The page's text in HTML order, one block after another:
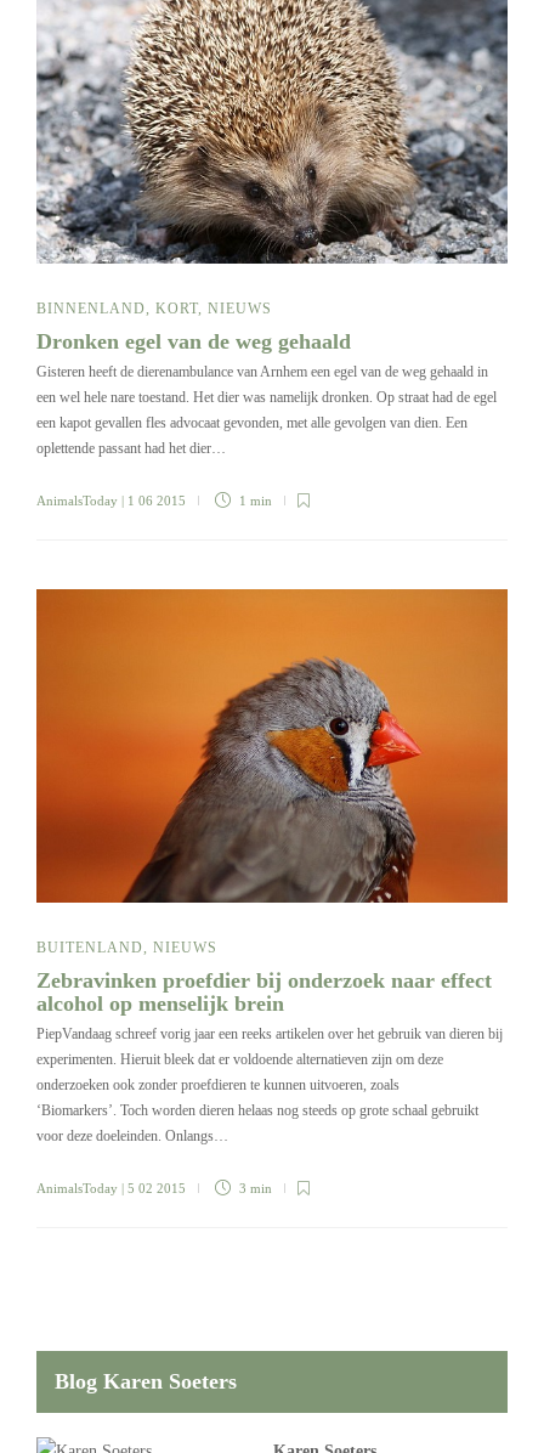
BINNENLAND KORT NIEUWS
Dronken egel van de weg gehaald
Gisteren heeft de dierenambulance van Arnhem een egel van de weg gehaald in
een wel hele nare toestand. Het dier was namelijk dronken. Op straat had de egel
een kapot gevallen fles advocaat gevonden, met alle gevolgen van dien. Een
oplettende passant had het dier…
AnimalsToday | 1 06 2015 1 min
BUITENLAND, NIEUWS
Zebravinken proefdier bij onderzoek naar effect
alcohol op menselijk brein
PiepVandaag schreef vorig jaar een reeks artikelen over het gebruik van dieren bij
experimenten. Hieruit bleek dat er voldoende alternatieven zijn om deze
onderzoeken ook zonder proefdieren te kunnen uitvoeren, zoals
‘Biomarkers’. Toch worden dieren helaas nog steeds op grote schaal gebruikt
voor deze doeleinden. Onlangs…
AnimalsToday | 5 02 2015 3 min
Blog Karen Soeters